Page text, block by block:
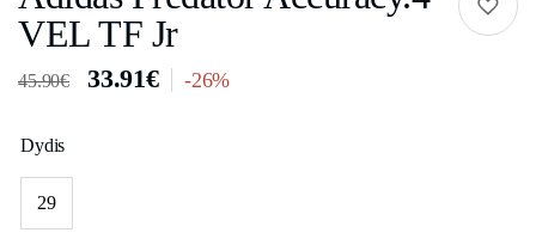
VEL TF Jr
45.90€ 33.91€ -26%
Dydis
29